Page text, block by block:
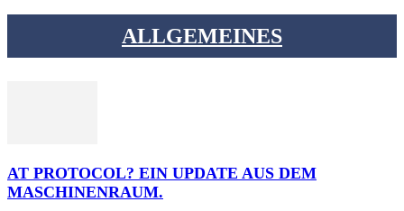
ALLGEMEINES
AT PROTOCOL? EIN UPDATE AUS DEM
MASCHINENRAUM.